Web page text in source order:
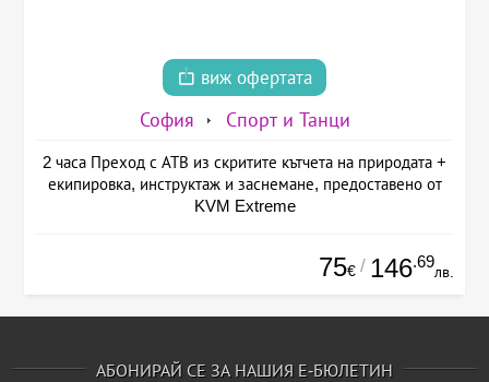
виж офертата
София Спорт и Танци
2 часа Преход с АТВ из скритите кътчета на природата +
екипировка, инструктаж и заснемане, предоставено от
KVM Extreme
75€ / 146.69
лв.
АБОНИРАЙ СЕ ЗА НАШИЯ Е-БЮЛЕТИН